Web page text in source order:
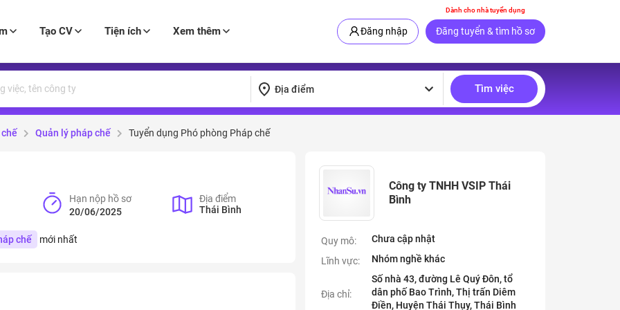
Dành cho nhà tuyển dụng
Tạo CV Tiện ích Xem thêm Đăng nhập Đăng tuyển & tìm hồ sơ
Địa điểm Tìm việc
chế Quản lý pháp chế Tuyển dụng Phó phòng Pháp chế
Hạn nộp hồ sơ
20/06/2025
Địa điểm
Thái Bình
chế mới nhất
Công ty TNHH VSIP Thái
Bình
Quy mô:
Chưa cập nhật
Lĩnh vực:
Nhóm nghề khác
Địa chỉ:
Số nhà 43, đường Lê Quý Đôn, tổ
dân phố Bao Trình, Thị trấn Diêm
Điền, Huyện Thái Thụy, Thái Bình